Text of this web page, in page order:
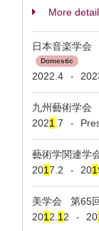
More
日本音楽学会
Domestic
2022.4 -
九州藝術学
2021 .7 -
藝術学関連
2017.2 - 201
美学会 第65
201 2. 1 2 - 20